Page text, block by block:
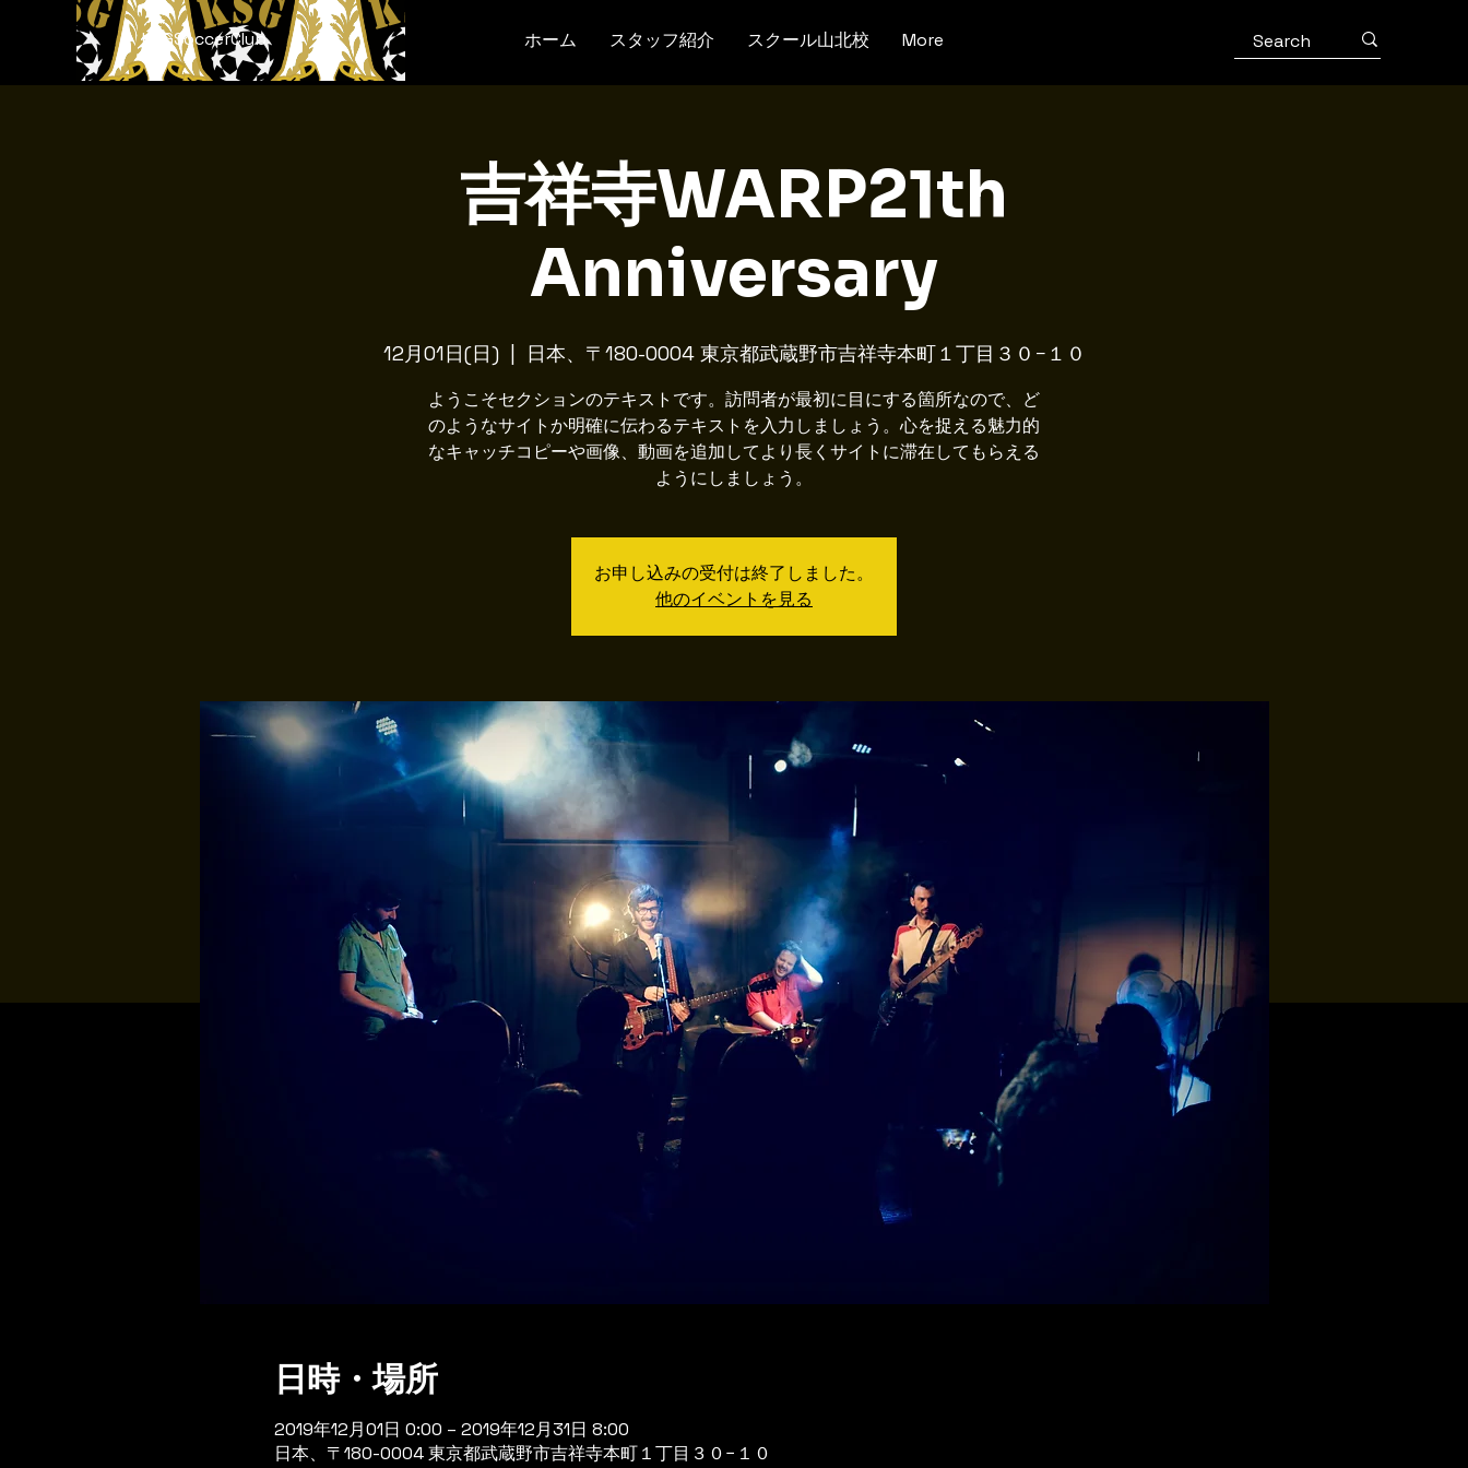
KSGSoccerClub ホーム スタッフ紹介 スクール山北校 More
吉祥寺WARP21th
Anniversary
12月01日(日)
  |
日本、〒180-0004 東京都武蔵野市吉祥寺本町１丁目３０−１０
ようこそセクションのテキストです。訪問者が最初に目にする箇所なので、ど
のようなサイトか明確に伝わるテキストを入力しましょう。心を捉える魅力的
なキャッチコピーや画像、動画を追加してより長くサイトに滞在してもらえる
ようにしましょう。
お申し込みの受付は終了しました。
他のイベントを見る
日時・場所
2019年12月01日 0:00 – 2019年12月31日 8:00
日本、〒180-0004 東京都武蔵野市吉祥寺本町１丁目３０−１０